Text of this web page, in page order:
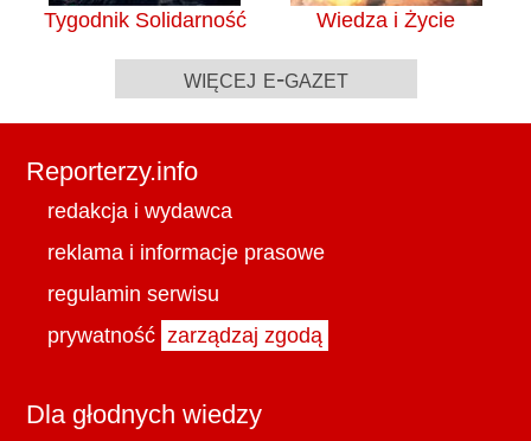
Tygodnik Solidarność Wiedza i Życie
więcej e-gazet
Reporterzy.info
redakcja i wydawca
reklama i informacje prasowe
regulamin serwisu
prywatność zarządzaj zgodą
Dla głodnych wiedzy